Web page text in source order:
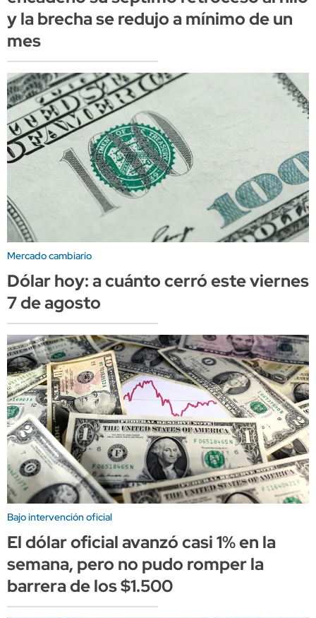
y la brecha se redujo a mínimo de un
mes
Mercado cambiario
Dólar hoy: a cuánto cerró este viernes
7 de agosto
Bajo intervención oficial
El dólar oficial avanzó casi 1% en la
semana, pero no pudo romper la
barrera de los $1.500